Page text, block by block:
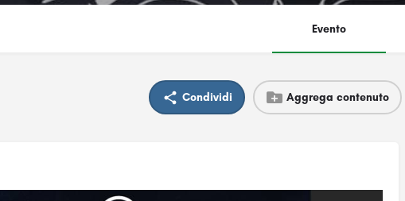
Evento
Condividi Aggrega contenuto